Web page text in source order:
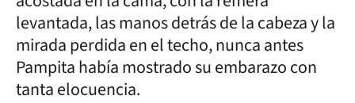
levantada, las manos detrás de la cabeza y la
mirada perdida en el techo, nunca antes
Pampita había mostrado su embarazo con
tanta elocuencia.